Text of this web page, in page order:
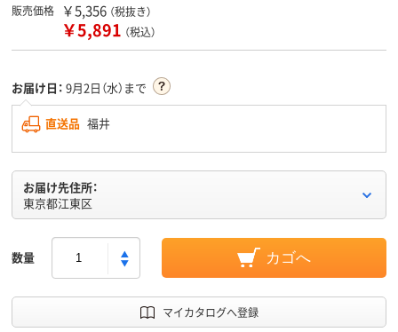
販売価格 ￥5,356 （税抜き）
￥5,891 （税込）
お届け日： 9月2日（水）まで
直送品 福井
お届け先住所：
東京都江東区
数量 カゴへ
マイカタログへ登録